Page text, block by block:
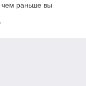
чем раньше вы
Если осознанно